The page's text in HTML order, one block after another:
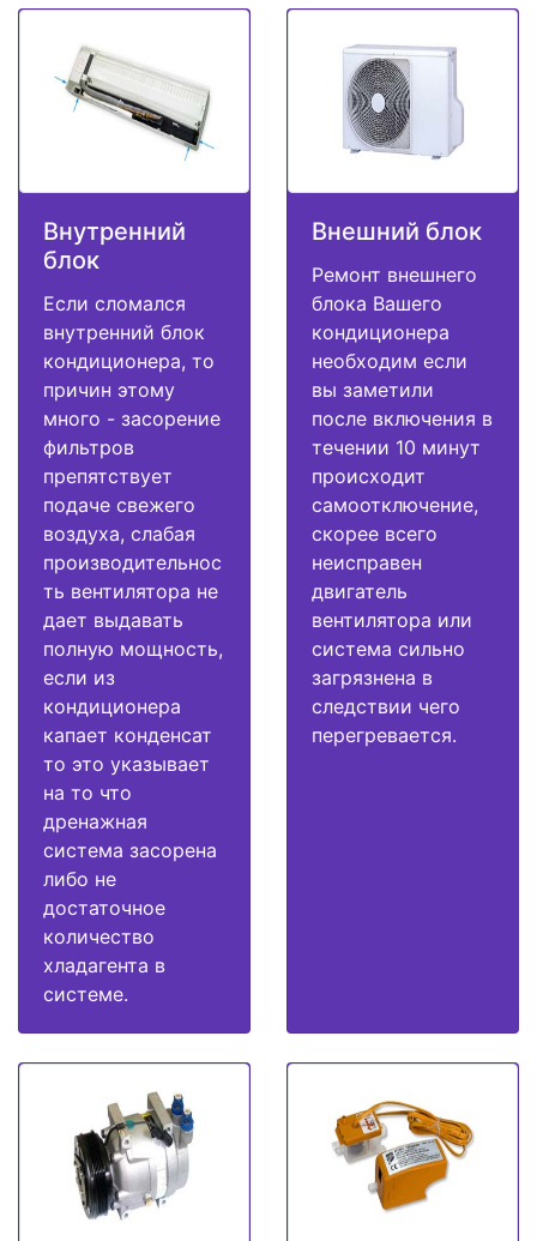
Внутренний
блок
Если сломался
внутренний блок
кондиционера, то
причин этому
много - засорение
фильтров
препятствует
подаче свежего
воздуха, слабая
производительнос
ть вентилятора не
дает выдавать
полную мощность,
если из
кондиционера
капает конденсат
то это указывает
на то что
дренажная
система засорена
либо не
достаточное
количество
хладагента в
системе.
Внешний блок
Ремонт внешнего
блока Вашего
кондиционера
необходим если
вы заметили
после включения в
течении 10 минут
происходит
самоотключение,
скорее всего
неисправен
двигатель
вентилятора или
система сильно
загрязнена в
следствии чего
перегревается.